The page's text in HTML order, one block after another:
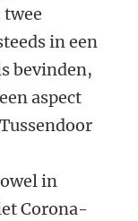
in een
bevinden,
aspect
in
Corona-